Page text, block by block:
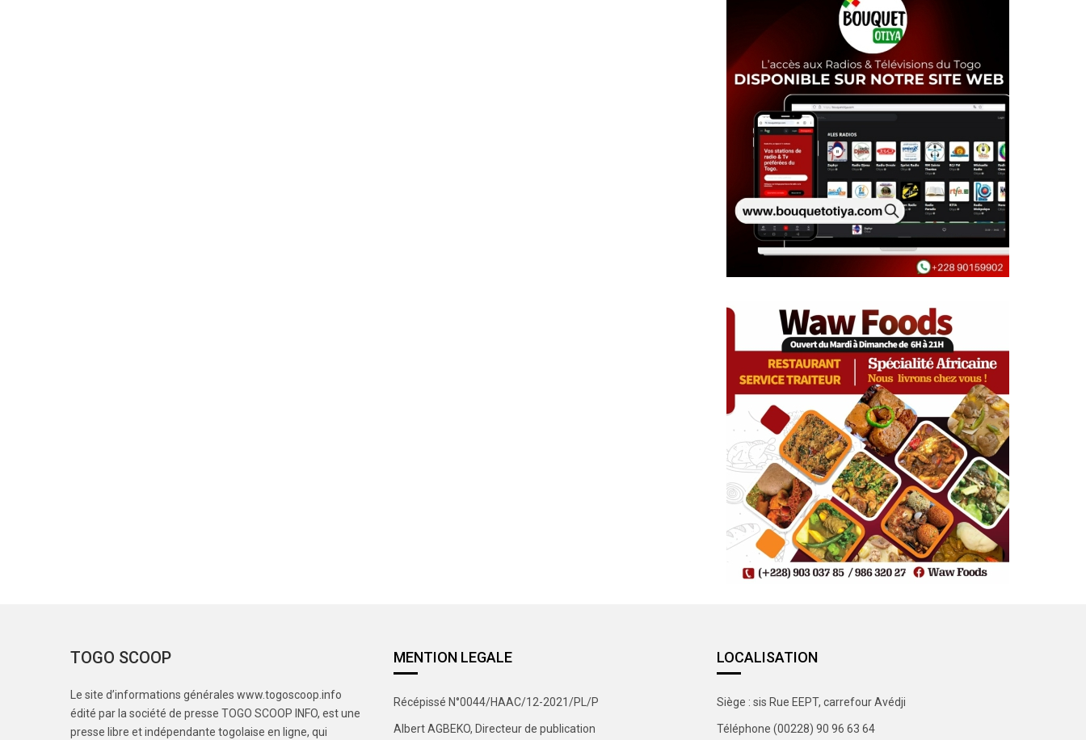
TOGO SCOOP
Le site d’informations générales www.togoscoop.info
édité par la société de presse TOGO SCOOP INFO, est une
presse libre et indépendante togolaise en ligne, qui
MENTION LEGALE
Récépissé N°0044/HAAC/12-2021/PL/P
Albert AGBEKO, Directeur de publication
LOCALISATION
Siège : sis Rue EEPT, carrefour Avédji
Téléphone (00228) 90 96 63 64